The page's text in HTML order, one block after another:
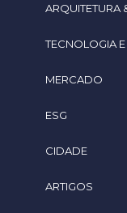
ARQUITETURA
TECNOLOGIA
MERCADO
ESG
CIDADE
ARTIGOS